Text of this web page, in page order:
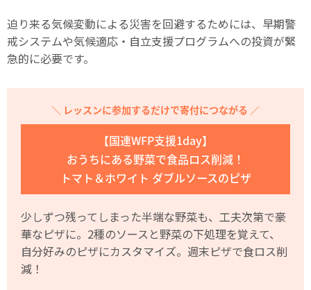
迫り来る気候変動による災害を回避するためには、早期警
戒システムや気候適応・自立支援プログラムへの投資が緊
急的に必要です。
＼ レッスンに参加するだけで寄付につながる ／
【国連WFP支援1day】
おうちにある野菜で食品ロス削減！
トマト＆ホワイト ダブルソースのピザ
少しずつ残ってしまった半端な野菜も、工夫次第で豪
華なピザに。2種のソースと野菜の下処理を覚えて、
自分好みのピザにカスタマイズ。週末ピザで食ロス削
減！